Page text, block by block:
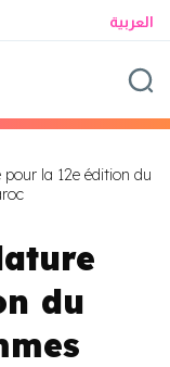
العربية
la 12e édition du
du